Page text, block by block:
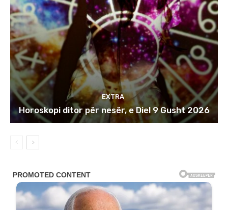
EXTRA
Horoskopi ditor për nesër, e Diel 9 Gusht 2026